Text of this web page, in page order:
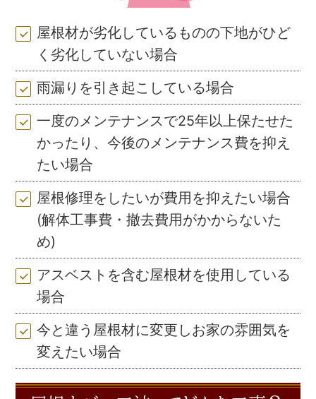
屋根材が劣化しているものの下地がひど
く劣化していない場合
雨漏りを引き起こしている場合
一度のメンテナンスで25年以上保たせた
かったり、今後のメンテナンス費を抑え
たい場合
屋根修理をしたいが費用を抑えたい場合
(解体工事費・撤去費用がかからないた
め)
アスベストを含む屋根材を使用している
場合
今と違う屋根材に変更しお家の雰囲気を
変えたい場合